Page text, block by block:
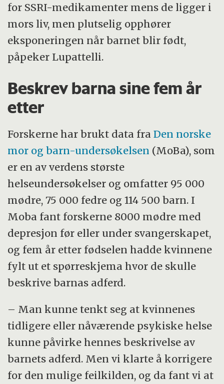
for SSRI-medikamenter mens de ligger i
mors liv, men plutselig opphører
eksponeringen når barnet blir født,
påpeker Lupattelli.
Beskrev barna sine fem år
etter
Forskerne har brukt data fraDen norske
mor og barn-undersøkelsen (MoBa), som
er en av verdens største
helseundersøkelser og omfatter 95 000
mødre, 75 000 fedre og 114 500 barn. I
Moba fant forskerne 8000 mødre med
depresjon før eller under svangerskapet,
og fem år etter fødselen hadde kvinnene
fylt ut et spørreskjema hvor de skulle
beskrive barnas adferd.
– Man kunne tenkt seg at kvinnenes
tidligere eller nåværende psykiske helse
kunne påvirke hennes beskrivelse av
barnets adferd. Men vi klarte å korrigere
for den mulige feilkilden, og da fant vi at